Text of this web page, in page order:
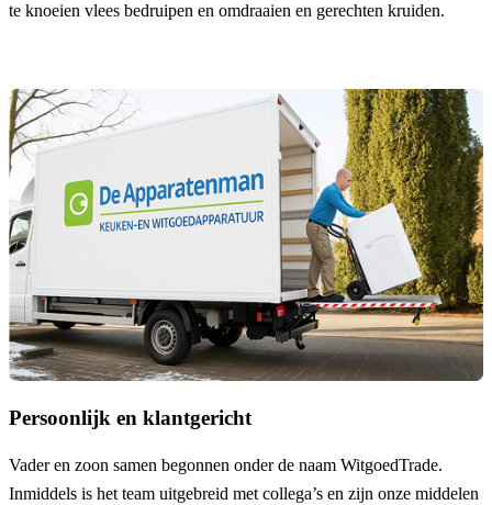
te knoeien vlees bedruipen en omdraaien en gerechten kruiden.
Persoonlijk en klantgericht
Vader en zoon samen begonnen onder de naam WitgoedTrade.
Inmiddels is het team uitgebreid met collega’s en zijn onze middelen